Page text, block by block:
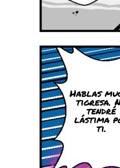
Hablas
tigresa.
tendré
lástima
ti.